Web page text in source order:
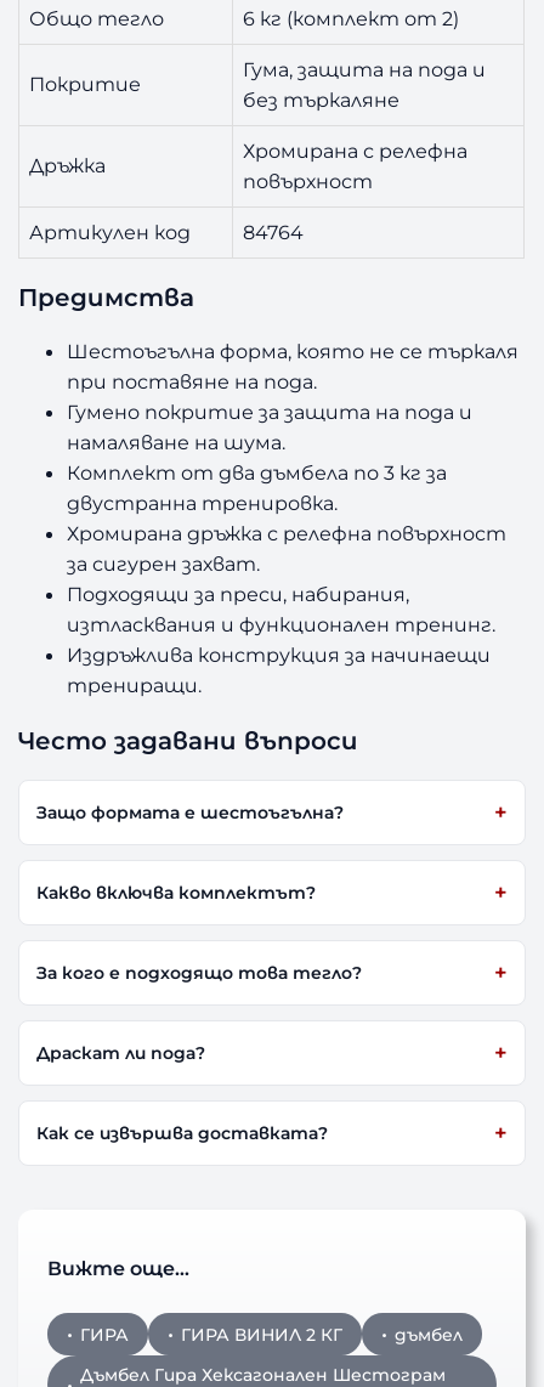
Общо тегло 6 кг (комплект от 2)
Покритие
Гума, защита на пода и
без търкаляне
Дръжка
Хромирана с релефна
повърхност
Артикулен код 84764
Предимства
Шестоъгълна форма, която не се търкаля
при поставяне на пода.
Гумено покритие за защита на пода и
намаляване на шума.
Комплект от два дъмбела по 3 кг за
двустранна тренировка.
Хромирана дръжка с релефна повърхност
за сигурен захват.
Подходящи за преси, набирания,
изтласквания и функционален тренинг.
Издръжлива конструкция за начинаещи
трениращи.
Често задавани въпроси
Защо формата е шестоъгълна?
Какво включва комплектът?
За кого е подходящо това тегло?
Драскат ли пода?
Как се извършва доставката?
Вижте още…
ГИРА ГИРА ВИНИЛ 2 КГ
дъмбел
Дъмбел Гира Хексагонален Шестограм